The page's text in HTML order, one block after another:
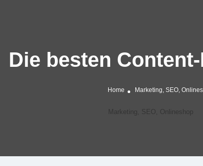
Die besten
Home Marketing, SEO,
Marketing, SEO, Onlineshop